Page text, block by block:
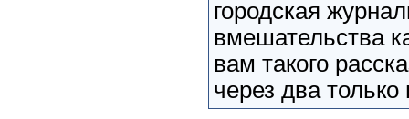
городская
вмешательства
вам такого
через два